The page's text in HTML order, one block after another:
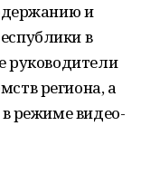
и
в
руководители
региона, а
режиме видео-